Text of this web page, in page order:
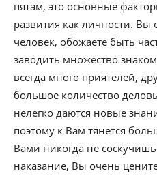
пятам, это основные
развития как личности.
человек, обожаете быть
заводить множество
всегда много приятелей,
большое количество
нелегко даются новые
поэтому к Вам тянется
Вами никогда не
наказание, Вы очень